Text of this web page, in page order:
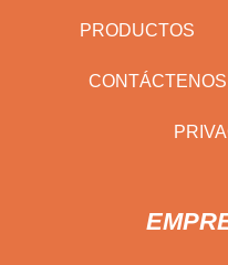
PRODUCTOS
CONTÁCTENOS